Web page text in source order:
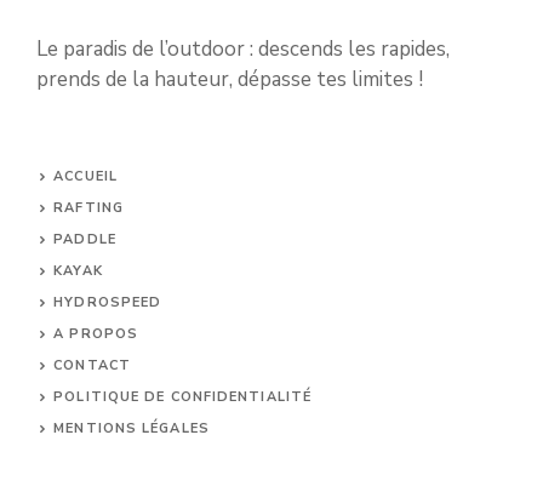
Le paradis de l’outdoor : descends les rapides,
prends de la hauteur, dépasse tes limites !
ACCUEIL
RAFTING
PADDLE
KAYAK
HYDROSPEED
A PROPOS
CONTACT
POLITIQUE DE CONFIDENTIALITÉ
MENTIONS LÉGALES